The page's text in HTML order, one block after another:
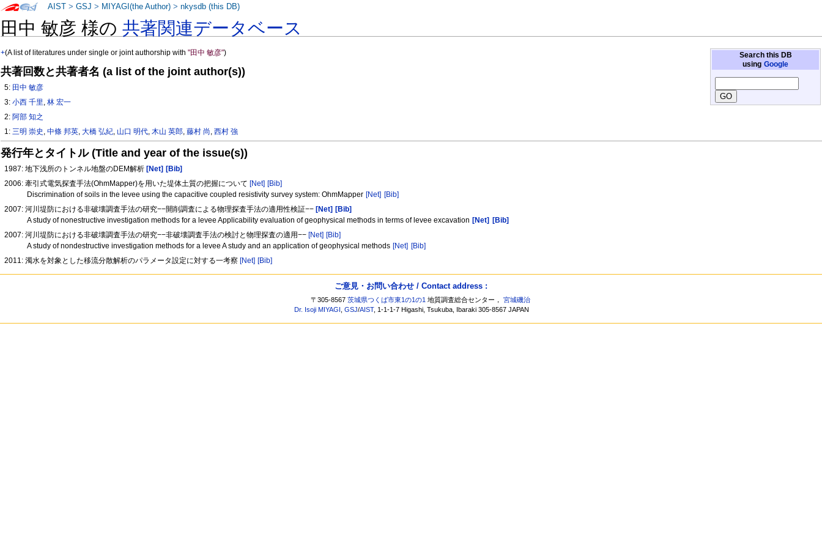
田中 敏彦 様の共著関連データベース
Search this DB
using Google
+(A list of literatures under single or joint authorship with"田中 敏彦")
共著回数と共著者名 (a list of the joint author(s))
5: 田中 敏彦
3:小西 千里,林 宏一
2: 阿部 知之
1:三明 崇史 ,中條 邦英,大橋 弘紀, 山口 明代,木山 英郎,藤村 尚,西村 強
発行年とタイトル (Title and year of the issue(s))
1987: 地下浅所のトンネル地盤のDEM解析 [Net] [Bib]
2006: 牽引式電気探査手法(OhmMapper)を用いた堤体土質の把握について [Net] [Bib]
Discrimination of soils in the levee using the capacitive coupled resistivity survey system: OhmMapper [Net] [Bib]
2007: 河川堤防における非破壊調査手法の研究−−開削調査による物理探査手法の適用性検証−− [Net] [Bib]
A study of nonestructive investigation methods for a levee Applicability evaluation of geophysical methods in terms of levee excavation [Net]
[Bib]
2007: 河川堤防における非破壊調査手法の研究−−非破壊調査手法の検討と物理探査の適用−− [Net] [Bib]
A study of nondestructive investigation methods for a levee A study and an application of geophysical methods [Net] [Bib]
2011: 濁水を対象とした移流分散解析のパラメータ設定に対する一考察 [Net] [Bib]
AIST >GSJ > MIYAGI(the Author) >nkysdb (this DB)
ご意見・お問い合わせ / Contact address :
〒305-8567茨城県つくば市東1の1の1 地質調査総合センター，宮城磯治
Dr. Isoji MIYAGI
,GSJ/AIST, 1-1-1-7 Higashi, Tsukuba, Ibaraki 305-8567 JAPAN